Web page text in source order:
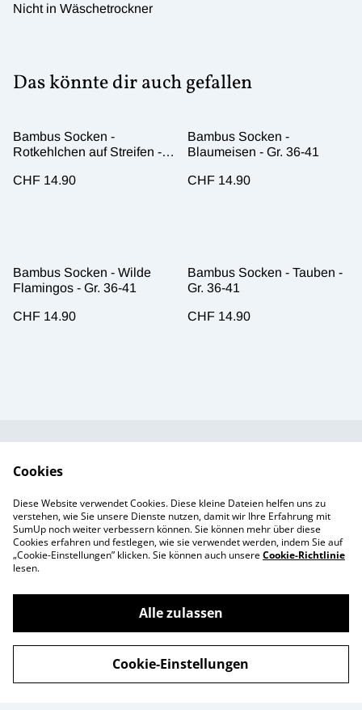
Nicht in Wäschetrockner
Das könnte dir auch gefallen
Bambus Socken -
Rotkehlchen auf Streifen -
CHF 14.90
Bambus Socken -
Blaumeisen - Gr. 36-41
CHF 14.90
Bambus Socken - Wilde
Flamingos - Gr. 36-41
CHF 14.90
Bambus Socken - Tauben -
Gr. 36-41
CHF 14.90
Öffnungszeiten
Impressum
Cookie-Richtlinie
Produkte
Enchanté Store - Thun
Cookies
Diese Website verwendet Cookies. Diese kleine Dateien helfen uns zu
verstehen, wie Sie unsere Dienste nutzen, damit wir Ihre Erfahrung mit
SumUp noch weiter verbessern können. Sie können mehr über diese
Cookies erfahren und festlegen, wie sie verwendet werden, indem Sie auf
„Cookie-Einstellungen” klicken. Sie können auch unsereCookie-Richtlinie
lesen.
Alle zulassen
Cookie-Einstellungen